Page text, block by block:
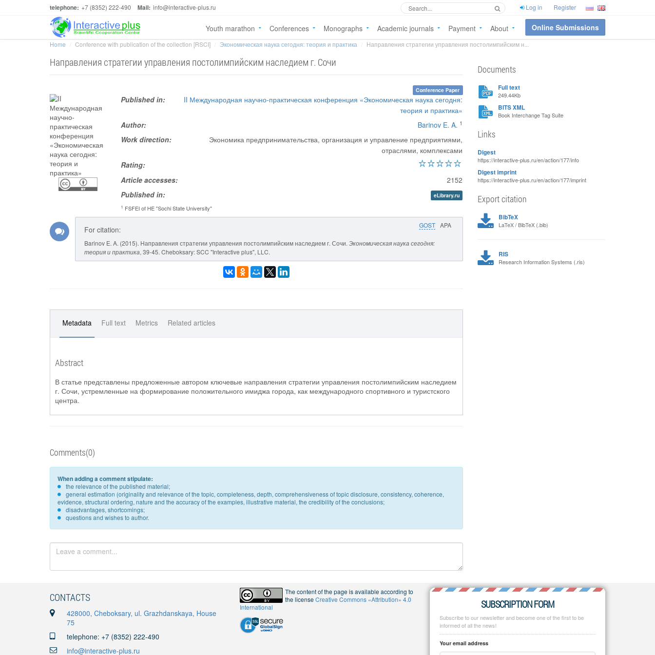
telephone: +7 (8352) 222-490 Mail: info@interactive-plus.ru Log in Register
Youth marathon Conferences Monographs Academic journals Payment About Online Submissions
Home Conference with publication of the collection [RSCI] Экономическая наука сегодня: теория и практика Направления стратегии управления постолимпийским н...
Направления стратегии управления постолимпийским наследием г. Сочи
Conference Paper
Published in:
II Международная научно-практическая конференция «Экономическая наука сегодня:
теория и практика»
Author:
Barinov E. A. 1
Work direction:
Экономика предпринимательства, организация и управление предприятиями,
отраслями, комплексами
Rating:
Article accesses:
2152
Published in:
eLibrary.ru
1 FSFEI of HE "Sochi State University"
GOST APA
For citation:
Barinov E. A. (2015). Направления стратегии управления постолимпийским наследием г. Сочи. Экономическая наука сегодня:
теория и практика, 39-45. Cheboksary: SCC "Interactive plus", LLC.
Metadata Full text Metrics Related articles
Abstract
В статье представлены предложенные автором ключевые направления стратегии управления постолимпийским наследием
г. Сочи, устремленные на формирование положительного имиджа города, как международного спортивного и туристского
центра.
Comments(0)
When adding a comment stipulate:
the relevance of the published material;
general estimation (originality and relevance of the topic, completeness, depth, comprehensiveness of topic disclosure, consistency, coherence,
evidence, structural ordering, nature and the accuracy of the examples, illustrative material, the credibility of the conclusions;
disadvantages, shortcomings;
questions and wishes to author.
Documents
Full text
249.44Kb
BITS XML
Book Interchange Tag Suite
Links
Digest
https://interactive-plus.ru/en/action/177/info
Digest imprint
https://interactive-plus.ru/en/action/177/imprint
Export citation
BibTeX
LaTeX / BibTeX (.bib)
RIS
Research Information Systems (.ris)
CONTACTS
428000, Cheboksary, ul. Grazhdanskaya, House
75
telephone: +7 (8352) 222-490
info@interactive-plus.ru
The content of the page is available according to
the licenseCreative Commons «Attribution» 4.0
International
SUBSCRIPTION FORM
Subscribe to our newsletter and become one of the first to be
informed of all the news!
Your email address